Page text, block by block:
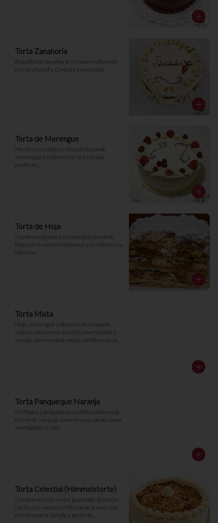
Torta Zanahoria
Bizcocho de zanahoria y nueces relleno de
crema chantilly. Distinta y exquisita!
Torta de Merengue
Hecha con nuestros clásicos discos de
merengue y rellenas con la fruta que
prefieras.
Torta de Hoja
Nuestros clásicos y reconocidos discos de
hoja con la receta tradicional y el relleno a tu
elección.
Torta Mixta
Hoja, merengue y bizcocho de amapola
rellena con crema chantilly, mermelada y
manjar dan nuestra mejor combinación de
Torta Panqueque Naranja
Múltiples y delgados bizcochitos rellenos de
crema de naranja. Liviana y estupenda para
acompañar el café.
Torta Celestial (Himmelstorte)
Nuestro secreto mejor guardado. Bizcocho
hecho con nueces y rellenos de la mas rica
crema casera. Simple y perfecta.